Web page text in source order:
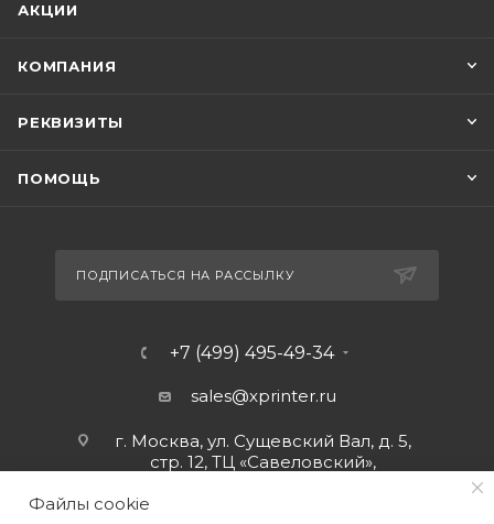
АКЦИИ
КОМПАНИЯ
РЕКВИЗИТЫ
ПОМОЩЬ
ПОДПИСАТЬСЯ НА РАССЫЛКУ
+7 (499) 495-49-34
sales@xprinter.ru
г. Москва, ул. Сущевский Вал, д. 5,
стр. 12, ТЦ «Савеловский»,
Файлы cookie